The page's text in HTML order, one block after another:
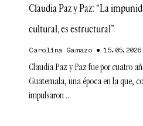
Claudia Paz y Paz: “La
cultural, es estructural”
Carolina Gamazo 15.05.2026
Claudia Paz y Paz fue por cuatro
Guatemala, una época en la que,
impulsaron